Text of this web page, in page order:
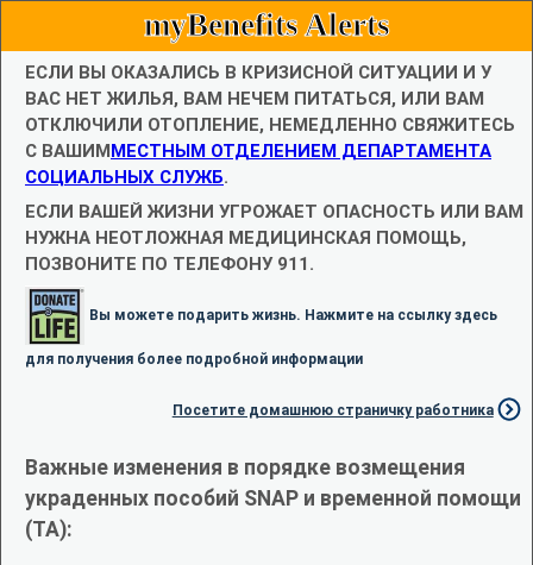
myBenefits Alerts
ЕСЛИ ВЫ ОКАЗАЛИСЬ В КРИЗИСНОЙ СИТУАЦИИ И У
ВАС НЕТ ЖИЛЬЯ, ВАМ НЕЧЕМ ПИТАТЬСЯ, ИЛИ ВАМ
ОТКЛЮЧИЛИ ОТОПЛЕНИЕ, НЕМЕДЛЕННО СВЯЖИТЕСЬ
С ВАШИММЕСТНЫМ ОТДЕЛЕНИЕМ ДЕПАРТАМЕНТА
СОЦИАЛЬНЫХ СЛУЖБ.
ЕСЛИ ВАШЕЙ ЖИЗНИ УГРОЖАЕТ ОПАСНОСТЬ ИЛИ ВАМ
НУЖНА НЕОТЛОЖНАЯ МЕДИЦИНСКАЯ ПОМОЩЬ,
ПОЗВОНИТЕ ПО ТЕЛЕФОНУ 911.
Вы можете подарить жизнь. Нажмите на ссылку здесь
для получения более подробной информации
Посетите домашнюю страничку работника
Важные изменения в порядке возмещения
украденных пособий SNAP и временной помощи
(TA):